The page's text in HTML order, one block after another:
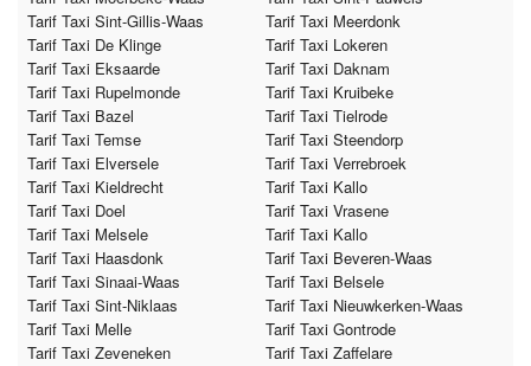
Tarif Taxi Sint-Gillis-Waas
Tarif Taxi Meerdonk
Tarif Taxi De Klinge
Tarif Taxi Lokeren
Tarif Taxi Eksaarde
Tarif Taxi Daknam
Tarif Taxi Rupelmonde
Tarif Taxi Kruibeke
Tarif Taxi Bazel
Tarif Taxi Tielrode
Tarif Taxi Temse
Tarif Taxi Steendorp
Tarif Taxi Elversele
Tarif Taxi Verrebroek
Tarif Taxi Kieldrecht
Tarif Taxi Kallo
Tarif Taxi Doel
Tarif Taxi Vrasene
Tarif Taxi Melsele
Tarif Taxi Kallo
Tarif Taxi Haasdonk
Tarif Taxi Beveren-Waas
Tarif Taxi Sinaai-Waas
Tarif Taxi Belsele
Tarif Taxi Sint-Niklaas
Tarif Taxi Nieuwkerken-Waas
Tarif Taxi Melle
Tarif Taxi Gontrode
Tarif Taxi Zeveneken
Tarif Taxi Zaffelare